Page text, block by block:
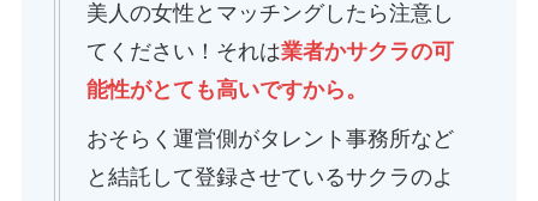
美人の女性とマッチングしたら注意し
てください！それは業者かサクラの可
能性がとても高いですから。
おそらく運営側がタレント事務所など
と結託して登録させているサクラのよ